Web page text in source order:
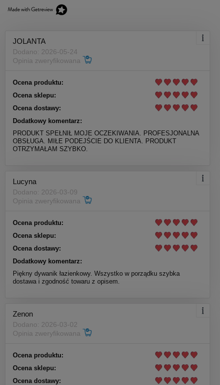
JOLANTA
Dodano: 2026-05-24
Opinia zweryfikowana
Ocena produktu:
Ocena sklepu:
Ocena dostawy:
Dodatkowy komentarz:
PRODUKT SPEŁNIŁ MOJE OCZEKIWANIA. PROFESJONALNA
OBSŁUGA. MIŁE PODEJŚCIE DO KLIENTA. PRODUKT
OTRZYMAŁAM SZYBKO.
Lucyna
Dodano: 2026-03-09
Opinia zweryfikowana
Ocena produktu:
Ocena sklepu:
Ocena dostawy:
Dodatkowy komentarz:
Piękny dywanik łazienkowy. Wszystko w porządku szybka
dostawa i zgodność towaru z opisem.
Zenon
Dodano: 2026-03-02
Opinia zweryfikowana
Ocena produktu:
Ocena sklepu:
Ocena dostawy: